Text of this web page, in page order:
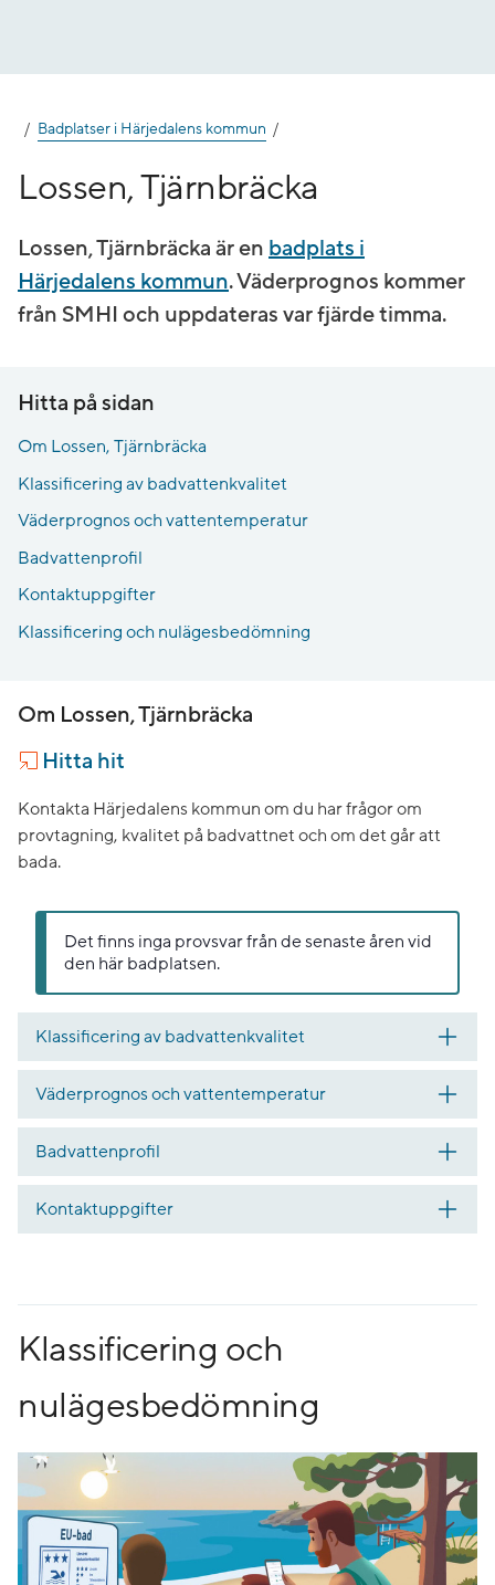
Badplatser i Härjedalens kommun
Lossen, Tjärnbräcka
Lossen, Tjärnbräcka är en badplats i
Härjedalens kommun. Väderprognos kommer
från SMHI och uppdateras var fjärde timma.
Hitta på sidan
Om Lossen, Tjärnbräcka
Klassificering av badvattenkvalitet
Väderprognos och vattentemperatur
Badvattenprofil
Kontaktuppgifter
Klassificering och nulägesbedömning
Om Lossen, Tjärnbräcka
Hitta hit
Kontakta Härjedalens kommun om du har frågor om
provtagning, kvalitet på badvattnet och om det går att
bada.
Det finns inga provsvar från de senaste åren vid
den här badplatsen.
Klassificering av badvattenkvalitet
Väderprognos och vattentemperatur
Badvattenprofil
Kontaktuppgifter
Klassificering och
nulägesbedömning